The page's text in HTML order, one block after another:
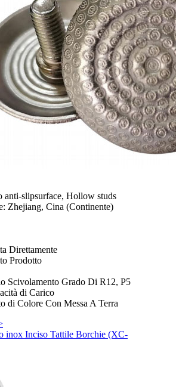
anti-slipsurface, Hollow studs
Zhejiang, Cina (Continente)
Direttamente
Prodotto
Scivolamento Grado Di R12, P5
di Carico
di Colore Con Messa A Terra
inox Inciso Tattile Borchie (XC-